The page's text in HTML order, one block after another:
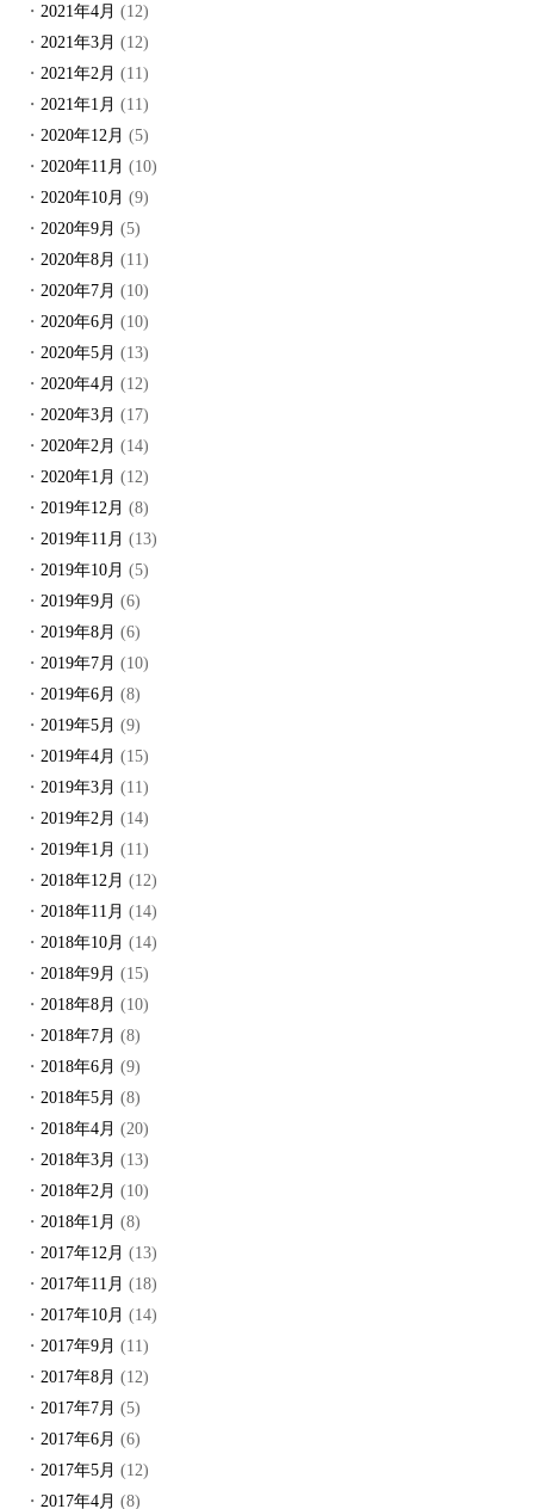
2021年4月 (12)
2021年3月 (12)
2021年2月 (11)
2021年1月 (11)
2020年12月 (5)
2020年11月 (10)
2020年10月 (9)
2020年9月 (5)
2020年8月 (11)
2020年7月 (10)
2020年6月 (10)
2020年5月 (13)
2020年4月 (12)
2020年3月 (17)
2020年2月 (14)
2020年1月 (12)
2019年12月 (8)
2019年11月 (13)
2019年10月 (5)
2019年9月 (6)
2019年8月 (6)
2019年7月 (10)
2019年6月 (8)
2019年5月 (9)
2019年4月 (15)
2019年3月 (11)
2019年2月 (14)
2019年1月 (11)
2018年12月 (12)
2018年11月 (14)
2018年10月 (14)
2018年9月 (15)
2018年8月 (10)
2018年7月 (8)
2018年6月 (9)
2018年5月 (8)
2018年4月 (20)
2018年3月 (13)
2018年2月 (10)
2018年1月 (8)
2017年12月 (13)
2017年11月 (18)
2017年10月 (14)
2017年9月 (11)
2017年8月 (12)
2017年7月 (5)
2017年6月 (6)
2017年5月 (12)
2017年4月 (8)